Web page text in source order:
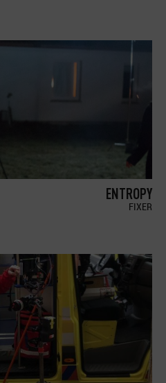
ENTROPY
FIXER